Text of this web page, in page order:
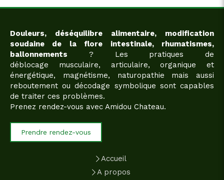
Douleurs, déséquilibre alimentaire, modification
soudaine de la flore intestinale, rhumatismes,
ballonnements ? Les pratiques de
déblocage musculaire, articulaire, organique et
énergétique, magnétisme, naturopathie mais aussi
reboutement ou décodage symbolique sont capables
de traiter ces problèmes.
Prenez rendez-vous avec Amidou Chateau.
Prendre rendez-vous
Accueil
A propos